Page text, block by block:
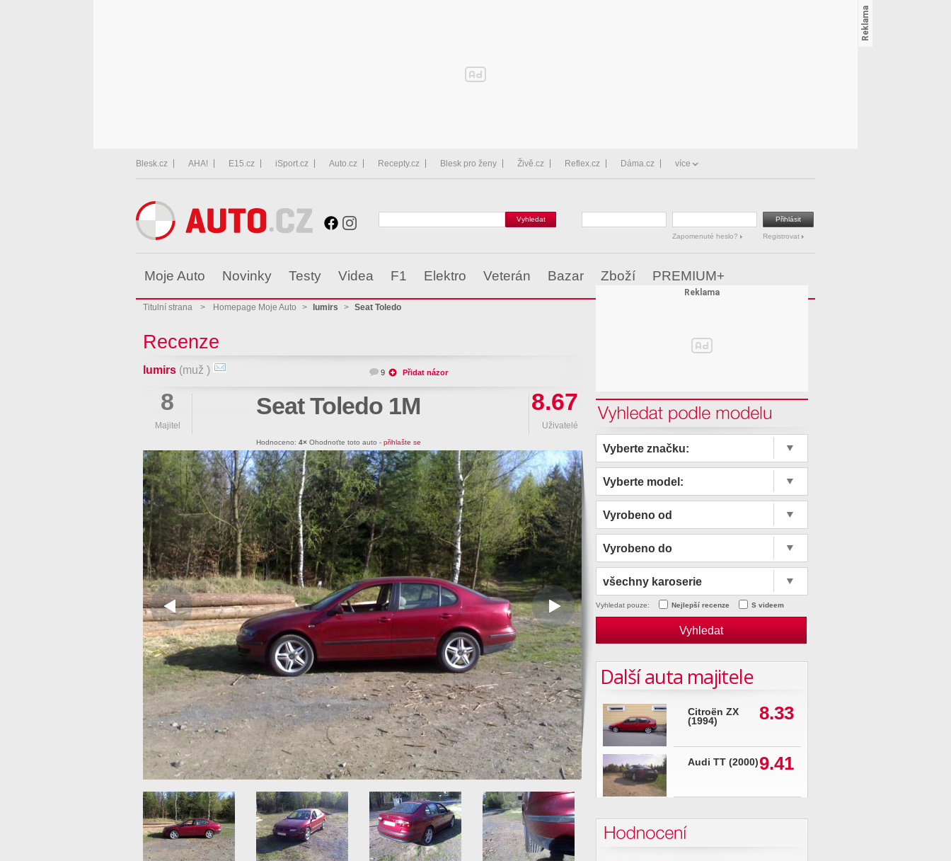
Blesk.cz AHA! E15.cz iSport.cz Auto.cz Recepty.cz Blesk pro ženy Živě.cz Reflex.cz Dáma.cz více
Zapomenuté heslo? Registrovat
Moje Auto Novinky Testy Videa F1 Elektro Veterán Bazar Zboží PREMIUM+
Titulní strana > Homepage Moje Auto > lumirs > Seat Toledo
Recenze
lumirs (muž ) 9 Přidat názor
8
Majitel
Seat Toledo 1M 8.67
Uživatelé
Hodnoceno: 4× Ohodnoťte toto auto - přihlašte se
Vyhledat podle modelu
Vyberte značku:
Vyberte model:
Vyrobeno od
Vyrobeno do
všechny karoserie
Vyhledat pouze: Nejlepší recenze S videem
Další auta majitele
Citroën ZX
(1994)
8.33
Audi TT (2000) 9.41
Hodnocení